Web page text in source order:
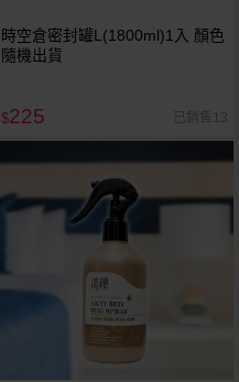
時空倉密封罐L(1800ml)1入 顏色
隨機出貨
$225 已銷售13